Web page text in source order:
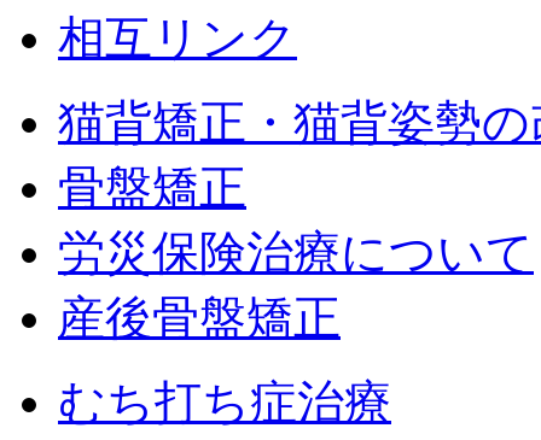
相互リンク
猫背矯正・猫背姿勢
骨盤矯正
労災保険治療について
産後骨盤矯正
むち打ち症治療